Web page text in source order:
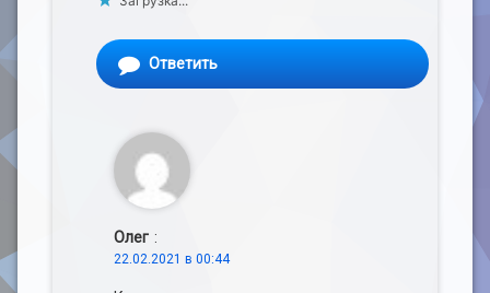
Ответить
Олег :
22.02.2021 в 00:44